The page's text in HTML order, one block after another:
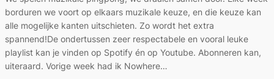
borduren we voort op elkaars muzikale keuze, en die keuze kan
alle mogelijke kanten uitschieten. Zo wordt het extra
spannend!De ondertussen zeer respectabele en vooral leuke
playlist kan je vinden op Spotify én op Youtube. Abonneren kan,
uiteraard. Vorige week had ik Nowhere…